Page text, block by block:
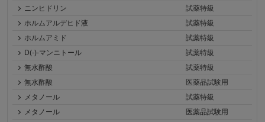
ニンヒドリン
試薬特級
ホルムアルデヒド液
試薬特級
ホルムアミド
試薬特級
D(-)-マンニトール
試薬特級
無水酢酸
試薬特級
無水酢酸
医薬品試験用
メタノール
試薬特級
メタノール
医薬品試験用